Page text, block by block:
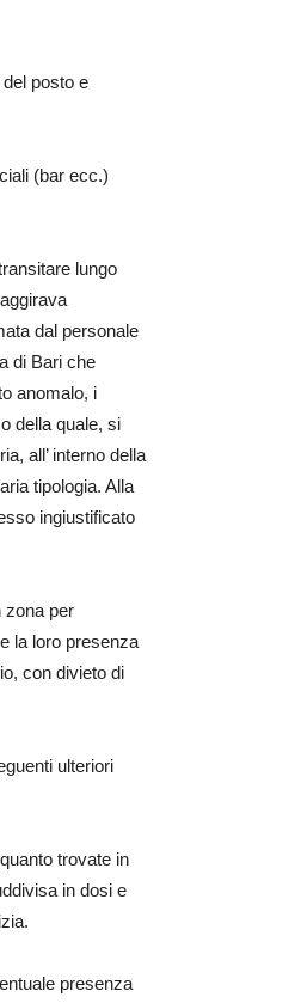
posto e
(bar ecc.)
lungo
dal personale
di Bari che
anomalo, i
della quale, si
all’ interno della
tipologia. Alla
ingiustificato
zona per
la loro presenza
con divieto di
ulteriori
trovate in
in dosi e
presenza